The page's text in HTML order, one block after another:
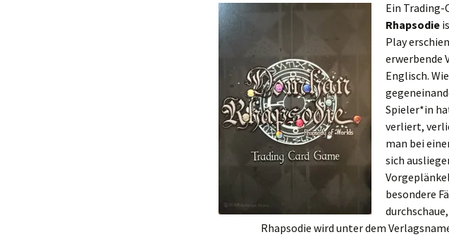
Ein Trading-
Rhapsodie
Play
erwerbende
Englisch.
Spieler*in
verliert,
man bei
sich
besondere
Rhapsodie wird unter dem